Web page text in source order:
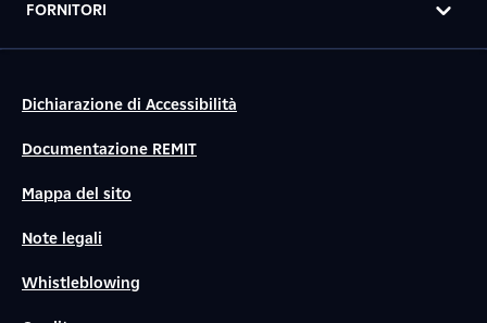
FORNITORI
Dichiarazione di Accessibilità
Documentazione REMIT
Mappa del sito
Note legali
Whistleblowing